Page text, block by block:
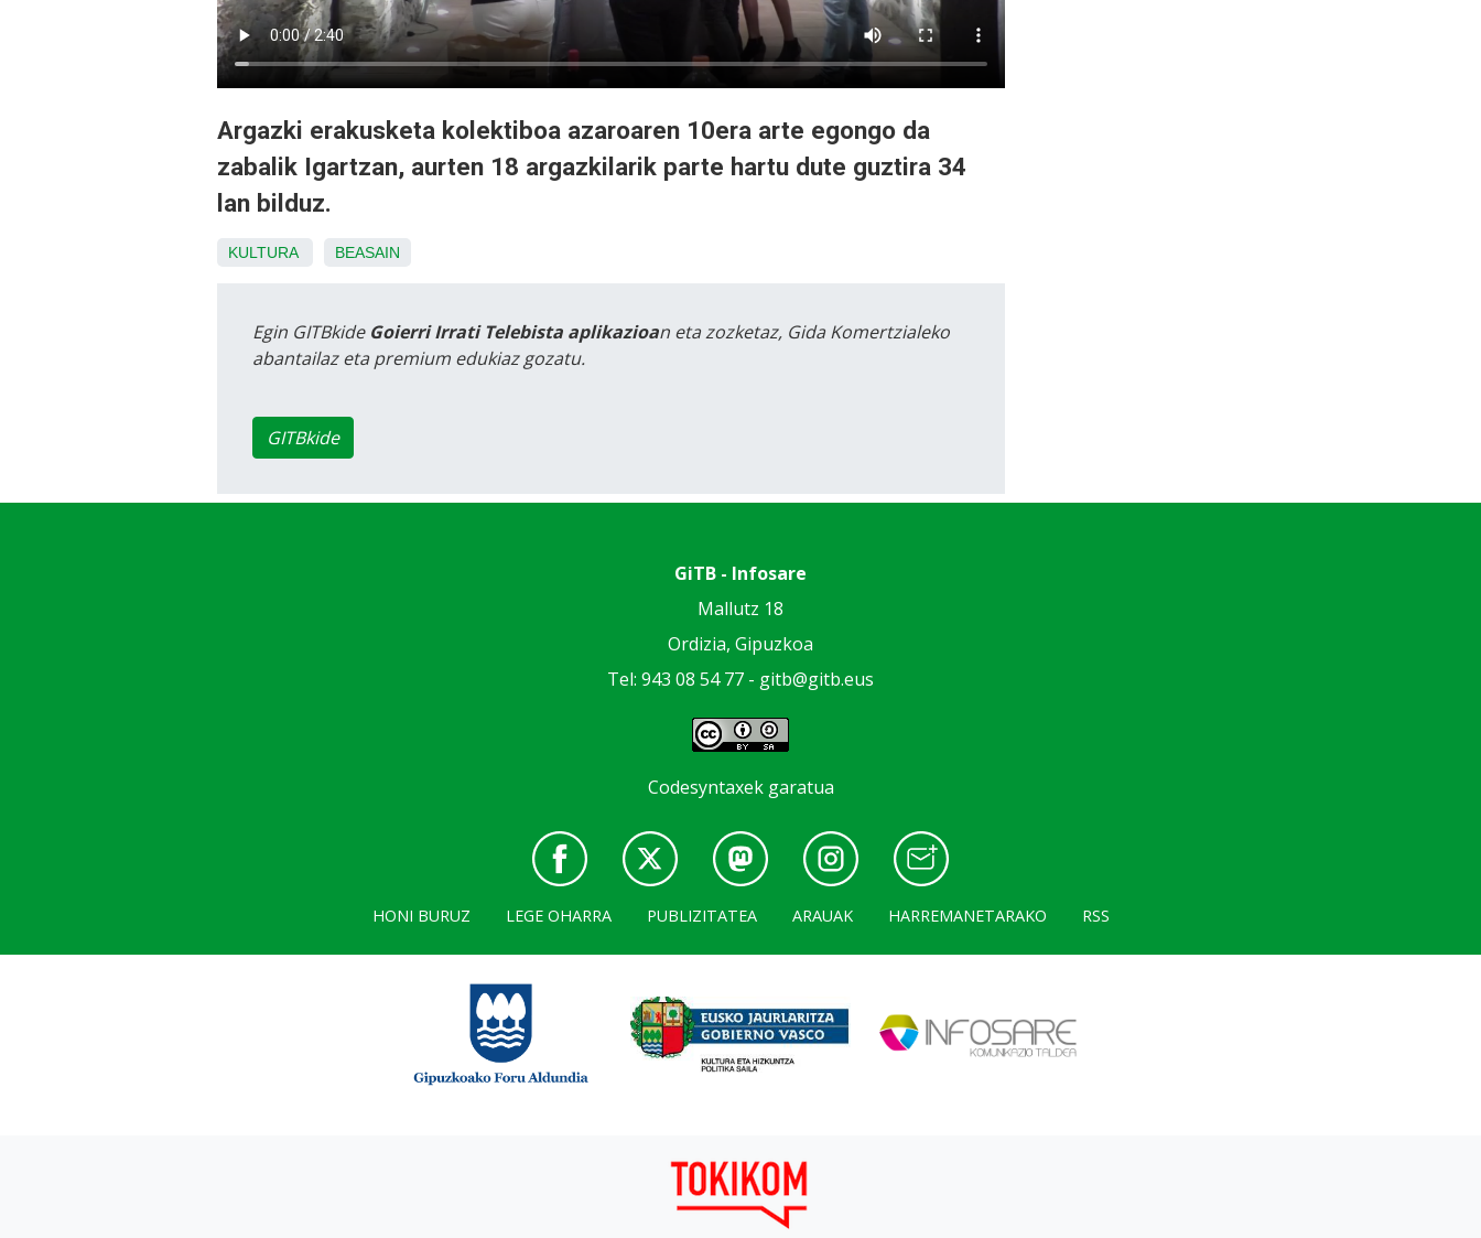
Argazki erakusketa kolektiboa azaroaren 10era arte egongo da
zabalik Igartzan, aurten 18 argazkilarik parte hartu dute guztira 34
lan bilduz.
KULTURA BEASAIN
Egin GITBkide Goierri Irrati Telebista aplikazioan eta zozketaz, Gida Komertzialeko
abantailaz eta premium edukiaz gozatu.
GITBkide
GiTB - Infosare
Mallutz 18
Ordizia, Gipuzkoa
Tel: 943 08 54 77 - gitb@gitb.eus
Codesyntaxek garatua
HONI BURUZ LEGE OHARRA PUBLIZITATEA ARAUAK HARREMANETARAKO RSS